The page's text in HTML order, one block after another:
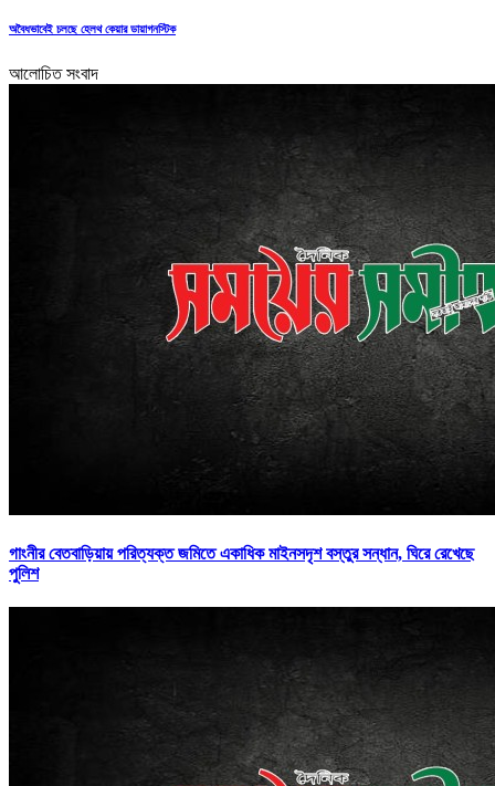
অবৈধভাবেই চলছে হেলথ কেয়ার ডায়াগনস্টিক
আলোচিত সংবাদ
গাংনীর বেতবাড়িয়ায় পরিত্যক্ত জমিতে একাধিক মাইনসদৃশ বস্তুর সন্ধান, ঘিরে রেখেছে
পুলিশ